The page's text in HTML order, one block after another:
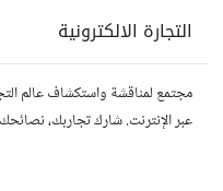
التجارة الالكترونية
مجتمع لمناقشة واستكشاف عالم
عبر الإنترنت. شارك تجاربك،